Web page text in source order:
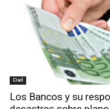
Civil
Los Bancos y su